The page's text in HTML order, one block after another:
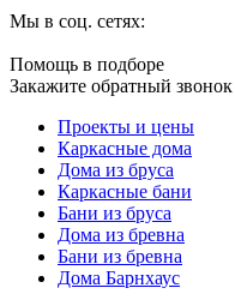
Мы в соц. сетях:
Помощь в подборе
Закажите обратный звонок
Проекты и цены
Каркасные дома
Дома из бруса
Каркасные бани
Бани из бруса
Дома из бревна
Бани из бревна
Дома Барнхаус